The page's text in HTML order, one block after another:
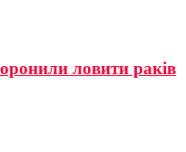
ловити раків